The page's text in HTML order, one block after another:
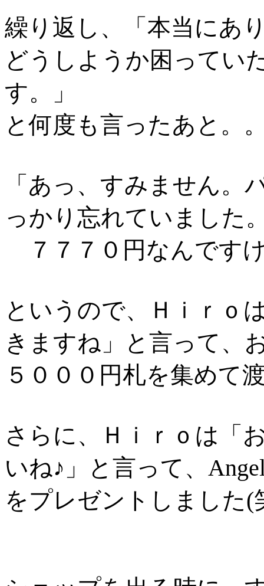
繰り返し、「本当にあ
どうしようか困ってい
す。」
と何度も言ったあと。
「あっ、すみません。
っかり忘れていました
７７７０円なんです
というので、Ｈｉｒｏ
きますね」と言って、
５０００円札を集めて
さらに、Ｈｉｒｏは「
いね♪」と言って、
をプレゼントしました(